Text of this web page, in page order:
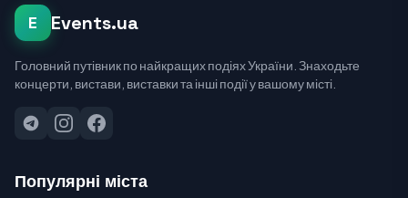
E Events.ua
Головний путівник по найкращих подіях України. Знаходьте
концерти, вистави, виставки та інші події у вашому місті.
Популярні міста